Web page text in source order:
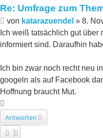
Re: Umfrage zum
Beitrag
von katarazuendel » 8.
Ich weiß tatsächlich gut
informiert sind. Daraufhin
Ich bin zwar noch recht neu
googeln als auf Facebook
Hoffnung braucht Mut.
oben
Antworten